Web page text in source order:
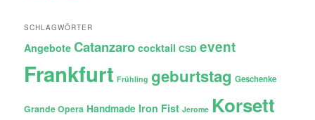
SCHLAGWÖRTER
Angebote Catanzaro cocktail CSD event
Frankfurt Frühling geburtstag Geschenke
Grande Opera Handmade Iron Fist Jerome Korsett